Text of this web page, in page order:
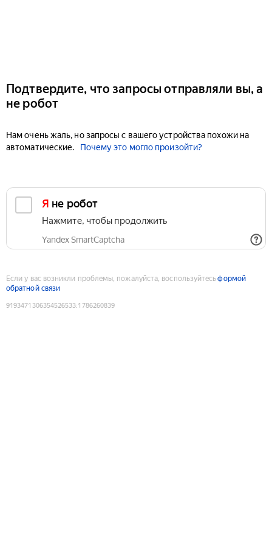
Подтвердите, что запросы отправляли вы, а
не робот
Нам очень жаль, но запросы с вашего устройства похожи на
автоматические.
Почему это могло произойти?
Я не робот
Нажмите, чтобы продолжить
Yandex SmartCaptcha
Если у вас возникли проблемы, пожалуйста, воспользуйтесьформой
обратной связи
9193471306354526533:1786260839